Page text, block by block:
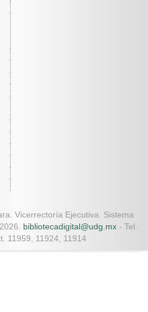
Vicerrectoría Ejecutiva. Sistema
bibliotecadigital@udg.mx - Tel.
11959, 11924, 11914